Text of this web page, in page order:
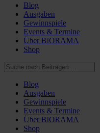
Blog
Ausgaben
Gewinnspiele
Events & Termine
Über BIORAMA
Shop
Blog
Ausgaben
Gewinnspiele
Events & Termine
Über BIORAMA
Shop